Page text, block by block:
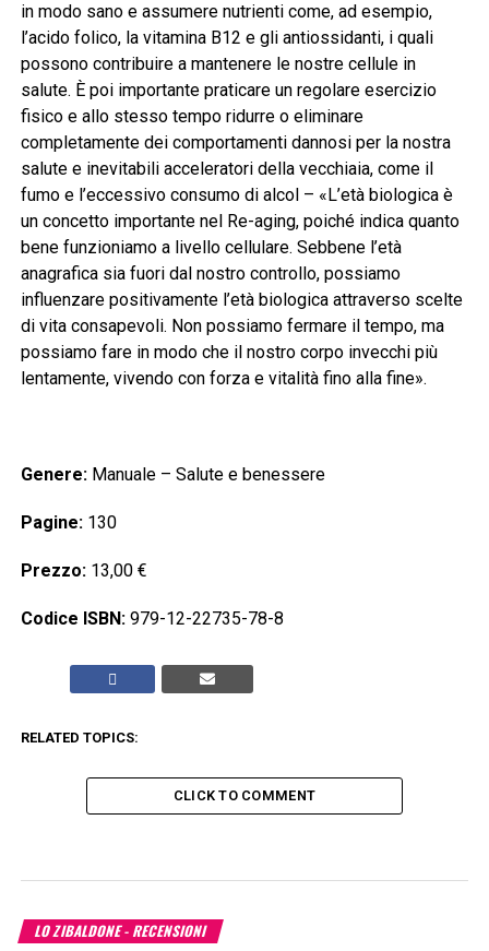
in modo sano e assumere nutrienti come, ad esempio,
l’acido folico, la vitamina B12 e gli antiossidanti, i quali
possono contribuire a mantenere le nostre cellule in
salute. È poi importante praticare un regolare esercizio
fisico e allo stesso tempo ridurre o eliminare
completamente dei comportamenti dannosi per la nostra
salute e inevitabili acceleratori della vecchiaia, come il
fumo e l’eccessivo consumo di alcol – «L’età biologica è
un concetto importante nel Re-aging, poiché indica quanto
bene funzioniamo a livello cellulare. Sebbene l’età
anagrafica sia fuori dal nostro controllo, possiamo
influenzare positivamente l’età biologica attraverso scelte
di vita consapevoli. Non possiamo fermare il tempo, ma
possiamo fare in modo che il nostro corpo invecchi più
lentamente, vivendo con forza e vitalità fino alla fine».
Genere:Manuale – Salute e benessere
Pagine: 130
Prezzo:13,00 €
Codice ISBN:979-12-22735-78-8
RELATED TOPICS:
CLICK TO COMMENT
LO ZIBALDONE - RECENSIONI